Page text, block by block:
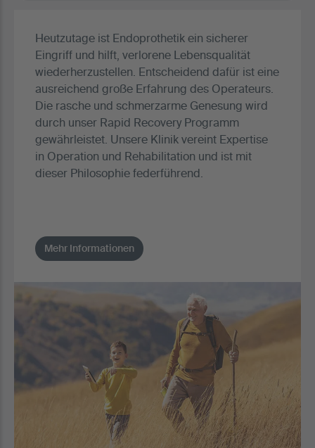
Heutzutage ist Endoprothetik ein sicherer
Eingriff und hilft, verlorene Lebensqualität
wiederherzustellen. Entscheidend dafür ist eine
ausreichend große Erfahrung des Operateurs.
Die rasche und schmerzarme Genesung wird
durch unser Rapid Recovery Programm
gewährleistet. Unsere Klinik vereint Expertise
in Operation und Rehabilitation und ist mit
dieser Philosophie federführend.
Mehr Informationen